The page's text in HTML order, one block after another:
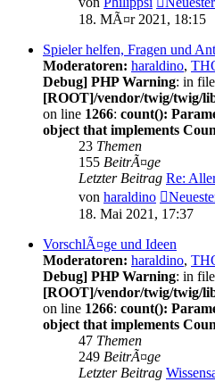
18. MÃ¤r 2021, 18:15
Spieler helfen, Fragen und
Moderatoren: haraldino,
Debug] PHP Warning: in file
[ROOT]/vendor/twig/twig/
on line 1266: count():
object that implements
23 Themen
155 BeitrÃ¤ge
Letzter Beitrag Re:
von haraldino
18. Mai 2021, 17:37
VorschlÃ¤ge und Ideen
Moderatoren: haraldino,
Debug] PHP Warning: in file
[ROOT]/vendor/twig/twig/
on line 1266: count():
object that implements
47 Themen
249 BeitrÃ¤ge
Letzter Beitrag